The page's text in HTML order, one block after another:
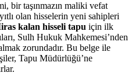
bir taşınmazın maliki vefat
olan hisselerin yeni sahipleri
kalan hisseli tapu için ilk
Sulh Hukuk Mahkemesi’nden
zorundadır. Bu belge ile
Tapu Müdürlüğü’ne